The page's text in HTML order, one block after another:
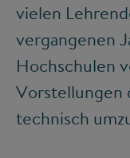
vielen
vergangenen
Hochschulen
Vorstellungen
technisch